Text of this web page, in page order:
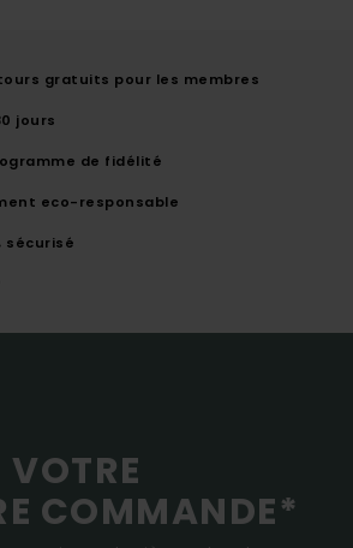
gratuits pour les membres
jours
de fidélité
eco-responsable
sécurisé
VOTRE
COMMANDE*